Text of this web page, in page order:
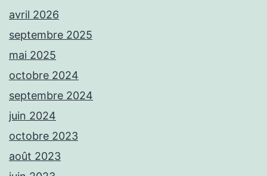
avril 2026
septembre 2025
mai 2025
octobre 2024
septembre 2024
juin 2024
octobre 2023
août 2023